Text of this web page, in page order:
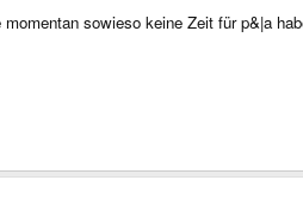
sowieso keine Zeit für p&|a